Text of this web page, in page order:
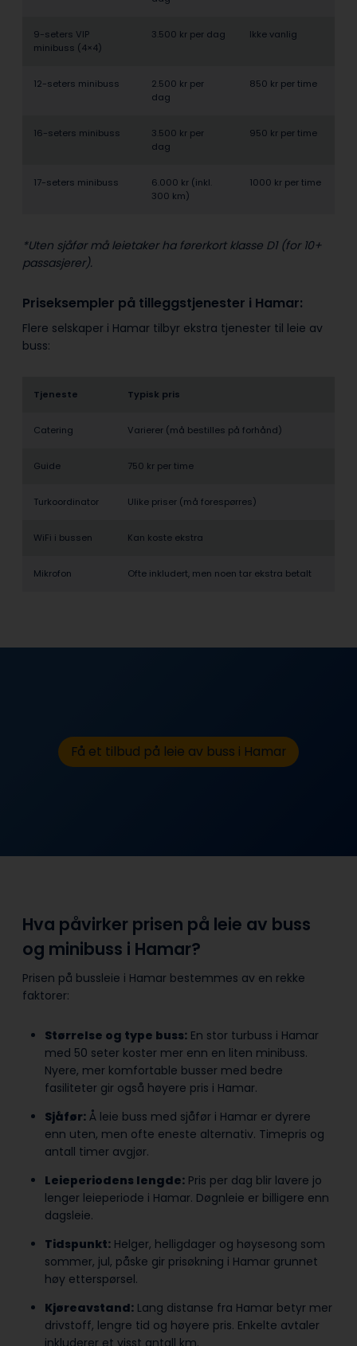
9-seters VIP
minibuss (4×4)
3.500 kr per dag Ikke vanlig
12-seters minibuss
2.500 kr per
dag
850 kr per time
16-seters minibuss
3.500 kr per
dag
950 kr per time
17-seters minibuss
6.000 kr (inkl.
300 km)
1000 kr per time
*Uten sjåfør må leietaker ha førerkort klasse D1 (for 10+
passasjerer).
Priseksempler på tilleggstjenester i Hamar:
Flere selskaper i Hamar tilbyr ekstra tjenester til leie av
buss:
Tjeneste Typisk pris
Catering Varierer (må bestilles på forhånd)
Guide 750 kr per time
Turkoordinator Ulike priser (må forespørres)
WiFi i bussen Kan koste ekstra
Mikrofon Ofte inkludert, men noen tar ekstra betalt
Få et tilbud på leie av buss i Hamar
Hva påvirker prisen på leie av buss
og minibuss i Hamar?
Prisen på bussleie i Hamar bestemmes av en rekke
faktorer:
Størrelse og type buss: En stor turbuss i Hamar
med 50 seter koster mer enn en liten minibuss.
Nyere, mer komfortable busser med bedre
fasiliteter gir også høyere pris i Hamar.
Sjåfør: Å leie buss med sjåfør i Hamar er dyrere
enn uten, men ofte eneste alternativ. Timepris og
antall timer avgjør.
Leieperiodens lengde: Pris per dag blir lavere jo
lenger leieperiode i Hamar. Døgnleie er billigere enn
dagsleie.
Tidspunkt: Helger, helligdager og høysesong som
sommer, jul, påske gir prisøkning i Hamar grunnet
høy etterspørsel.
Kjøreavstand: Lang distanse fra Hamar betyr mer
drivstoff, lengre tid og høyere pris. Enkelte avtaler